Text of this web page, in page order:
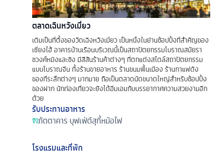
ตลาดเฉินหวังเมี่ยว
เดิมเป็นที่ตั้งของวัดเฉิงหวังเมี่ยว เป็นหนึ่งในย่านช้อปปิ้งที่สำคัญของ
เซี่ยงไฮ้ อาคารบ้านเรือนบริเวณนี้เป็นสถาปัตยกรรมโบราณสมัยรา
ชวงศ์หมิงและชิง มีสีสันร้านค้าต่างๆ ที่ตกแต่งสไตล์สถาปัตยกรรม
แบบโบราณจีน ทั้งร้านขายอาหาร ร้านขนมพื้นเมือง ร้านกาแฟดัง
ของที่ระลึกต่างๆ มากมาย ถือเป็นตลาดนัดขนาดใหญ่สำหรับช้อปปิ้ง
ของฝาก นักท่องเที่ยวจะยังได้อิ่มเอมกับบรรยากาศความสวยงามอีก
ด้วย
รับประทานอาหาร
ภัตตาคาร บุฟเฟ่ต์สุกี้หม้อไฟ
โรงแรมและที่พัก